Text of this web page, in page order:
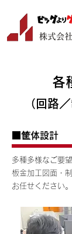
各
（回路
■筐体設計
多種多様なご要
板金加工図面・
お任せください。